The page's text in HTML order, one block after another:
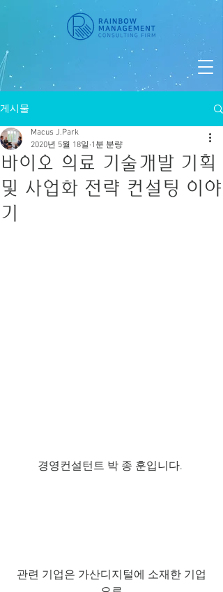
게시물
바이오 의료 기술개발 기획
및 사업화 전략 컨설팅 이야
기
Macus J.Park
2020년 5월 18일 1분 분량
경영컨설턴트 박 종 훈입니다.
관련 기업은 가산디지털에 소재한 기업